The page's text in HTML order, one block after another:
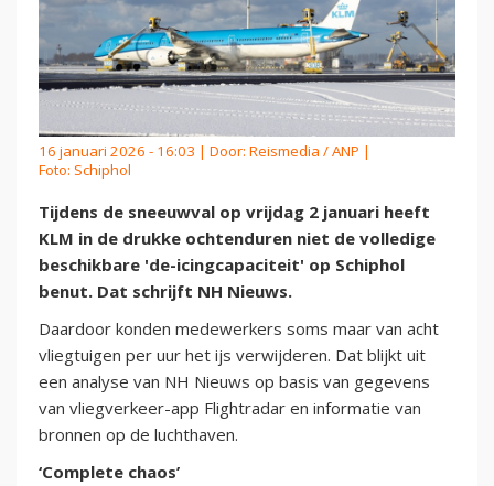
16 januari 2026 - 16:03 | Door: Reismedia / ANP |
Foto: Schiphol
Tijdens de sneeuwval op vrijdag 2 januari heeft
KLM in de drukke ochtenduren niet de volledige
beschikbare 'de-icingcapaciteit' op Schiphol
benut. Dat schrijft NH Nieuws.
Daardoor konden medewerkers soms maar van acht
vliegtuigen per uur het ijs verwijderen. Dat blijkt uit
een analyse van NH Nieuws op basis van gegevens
van vliegverkeer-app Flightradar en informatie van
bronnen op de luchthaven.
‘Complete chaos’